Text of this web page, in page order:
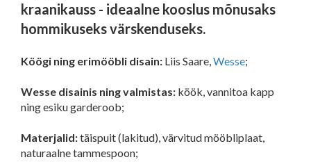
kraanikauss - ideaalne kooslus mõnusaks
hommikuseks värskenduseks.
Köögi ning erimööbli disain: Liis Saare,Wesse;
Wesse disainis ning valmistas: köök, vannitoa kapp
ning esiku garderoob;
Materjalid:täispuit (lakitud), värvitud mööbliplaat,
naturaalne tammespoon;